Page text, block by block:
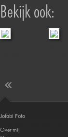
Bekijk ook:
Jofabi Foto
Over mij